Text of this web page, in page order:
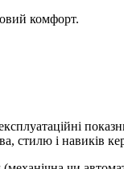
комфорт.
стилю і навиків